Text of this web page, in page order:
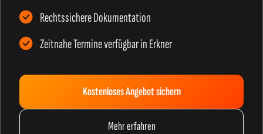
Rechtssichere Dokumentation
Zeitnahe Termine verfügbar in Erkner
Kostenloses Angebot sichern
Mehr erfahren